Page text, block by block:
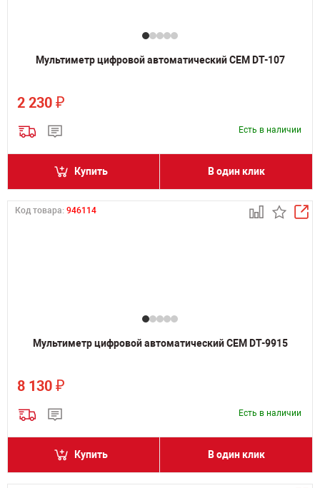
Мультиметр цифровой автоматический CEM DT-107
2 230 ₽
Есть в наличии
Купить В один клик
Код товара: 946114
Мультиметр цифровой автоматический CEM DT-9915
8 130 ₽
Есть в наличии
Купить В один клик